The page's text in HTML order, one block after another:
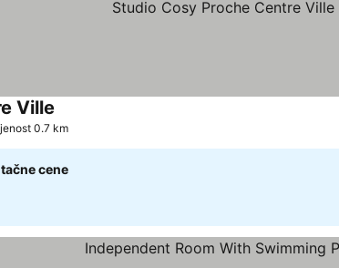
Ville
0.7 km
cene